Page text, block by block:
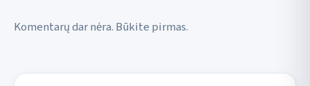
Komentarų dar nėra. Būkite pirmas.